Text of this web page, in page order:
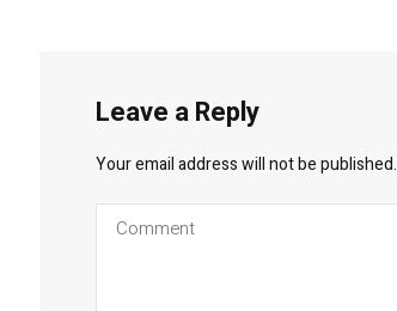
Leave a Reply
Your email address will not be published.